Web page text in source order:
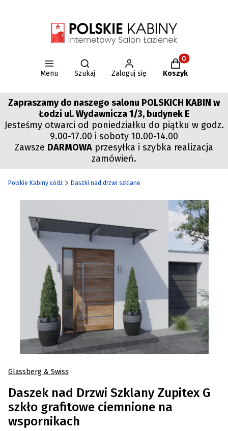
Menu
Otwórz wyszukiwarkę
Szukaj Zaloguj się
Produkty w
Koszyk
Zapraszamy do naszego salonu POLSKICH KABIN w
Łodzi ul. Wydawnicza 1/3, budynek E
Jesteśmy otwarci od poniedziałku do piątku w godz.
9.00-17.00 i soboty 10.00-14.00
Zawsze DARMOWA przesyłka i szybka realizacja
zamówień.
Polskie Kabiny Łódź Daszki nad drzwi szklane
Glassberg & Swiss
Daszek nad Drzwi Szklany Zupitex G
szkło grafitowe ciemnione na
wspornikach